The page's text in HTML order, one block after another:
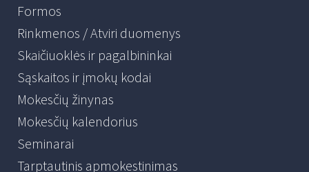
Formos
Rinkmenos / Atviri duomenys
Skaičiuoklės ir pagalbininkai
Sąskaitos ir įmokų kodai
Mokesčių žinynas
Mokesčių kalendorius
Seminarai
Tarptautinis apmokestinimas